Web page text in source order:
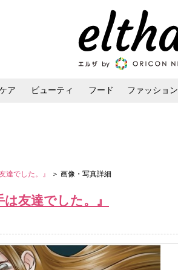
ア ビューティ フード ファッション
達でした。』 ＞ 画像・写真詳細
友達でした。』